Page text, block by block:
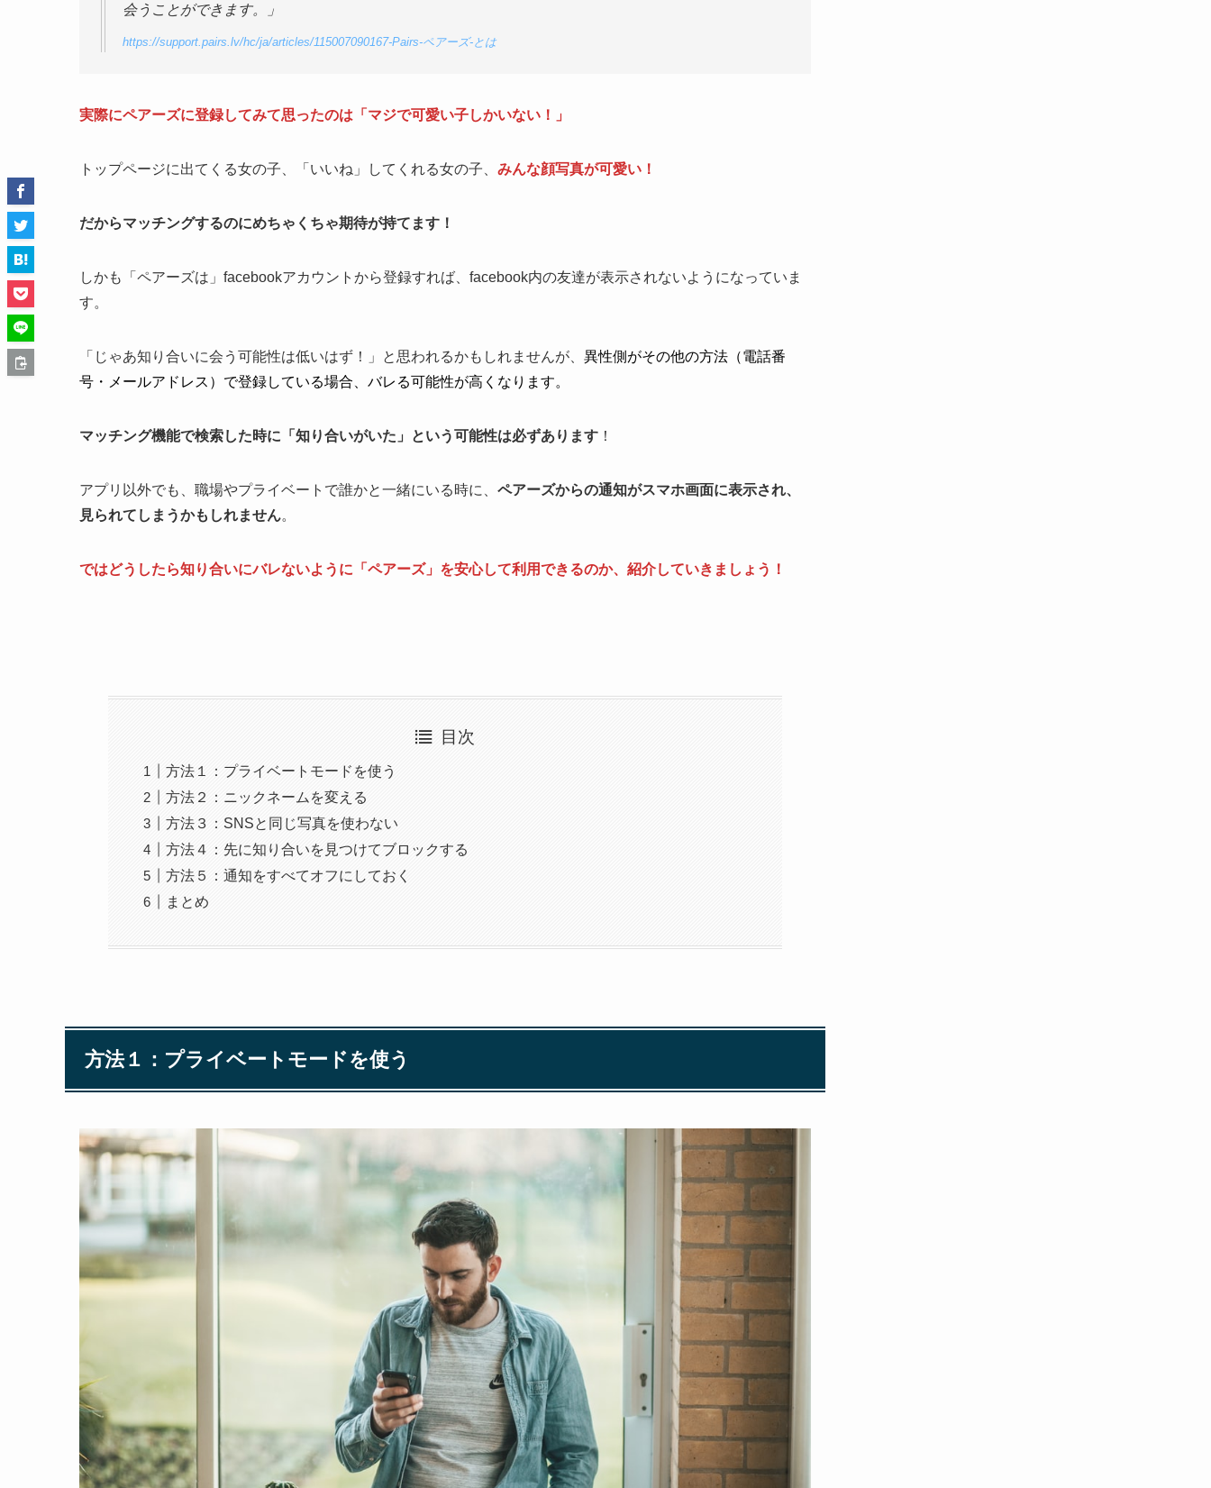
会うことができます。」
https://support.pairs.lv/hc/ja/articles/115007090167-Pairs-ペアーズ-とは
実際にペアーズに登録してみて思ったのは「マジで可愛い子しかいない！」
トップページに出てくる女の子、「いいね」してくれる女の子、 みんな顔写真が可愛い！
だからマッチングするのにめちゃくちゃ期待が持てます！
しかも「ペアーズは」facebookアカウントから登録すれば、facebook内の友達が表示されないようになっていま
す。
「じゃあ知り合いに会う可能性は低いはず！」と思われるかもしれませんが、 異性側がその他の方法（電話番
号・メールアドレス）で登録している場合、バレる可能性が高くなります。
マッチング機能で検索した時に「知り合いがいた」という可能性は必ずあります ！
アプリ以外でも、職場やプライベートで誰かと一緒にいる時に、 ペアーズからの通知がスマホ画面に表示され、
見られてしまうかもしれません。
ではどうしたら知り合いにバレないように「ペアーズ」を安心して利用できるのか、紹介していきましょう！
目次
方法１：プライベートモードを使う
方法２：ニックネームを変える
方法３：SNSと同じ写真を使わない
方法４：先に知り合いを見つけてブロックする
方法５：通知をすべてオフにしておく
まとめ
方法１：プライベートモードを使う